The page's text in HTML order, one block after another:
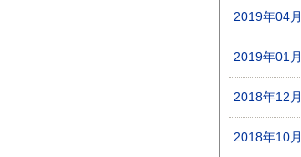
2019年04月
2019年01月
2018年12月
2018年10月